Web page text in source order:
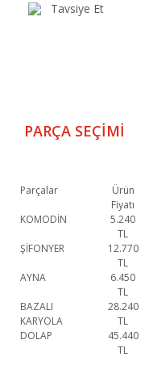
Tavsiye Et
PARÇA SEÇIMI
Parçalar
Ürün
Fiyatı
KOMODİN
5.240
TL
ŞİFONYER
12.770
TL
AYNA
6.450
TL
BAZALI
KARYOLA
28.240
TL
DOLAP
45.440
TL